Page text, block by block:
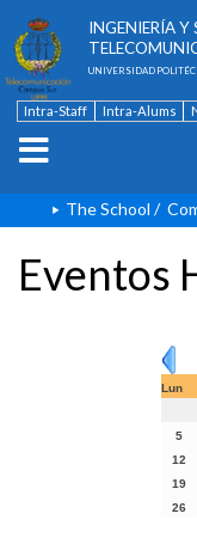
INGENIERÍA Y
UNIVERSIDAD
Intra-Staff Intra-Alums
The School /
Eventos
Lun
5
12
19
26